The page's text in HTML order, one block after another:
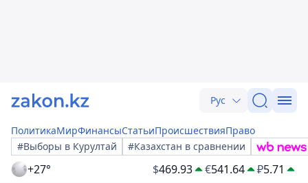
Рус
ПолитикаМирФинансыСтатьиПроисшествияПраво
#Выборы в Курултай
#Казахстан в сравнении
+27° $469.93 €541.64 ₽5.71